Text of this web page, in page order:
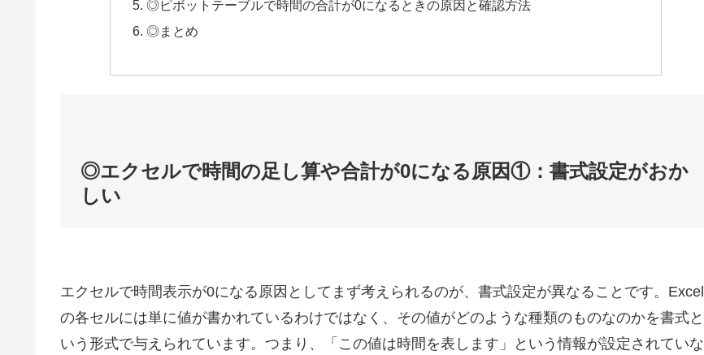
◎ピボットテーブルで時間の合計が0になるときの原因と確認方法
◎まとめ
◎エクセルで時間の足し算や合計が0になる原因①：書式設定がおか
しい
エクセルで時間表示が0になる原因としてまず考えられるのが、書式設定が異なることです。Excel
の各セルには単に値が書かれているわけではなく、その値がどのような種類のものなのかを書式と
いう形式で与えられています。つまり、「この値は時間を表します」という情報が設定されていな